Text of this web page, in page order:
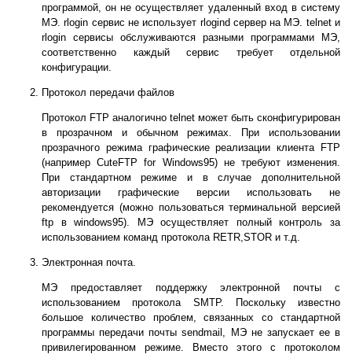
программой, он не осуществляет удаленный вход в систему
МЭ. rlogin сервис не использует rlogind сервер на МЭ. telnet и
rlogin сервисы обслуживаются разными программами МЭ,
соответственно каждый сервис требует отдельной
конфигурации.
Протокол передачи файлов
Протокол FTP аналогично telnet может быть сконфигурирован
в прозрачном и обычном режимах. При использовании
прозрачного режима графические реализации клиента FTP
(например CuteFTP for Windows95) не требуют изменения.
При стандартном режиме и в случае дополнительной
авторизации графические версии использовать не
рекомендуется (можно пользоваться терминальной версией
ftp в windows95). МЭ осуществляет полный контроль за
использованием команд протокола RETR,STOR и т.д.
Электронная почта.
МЭ предоставляет поддержку электронной почты с
использованием протокола SMTP. Поскольку известно
большое количество проблем, связанных со стандартной
программы передачи почты sendmail, МЭ не запускает ее в
привилегированном режиме. Вместо этого с протоколом